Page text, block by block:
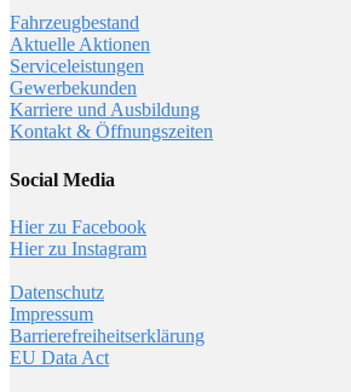
Fahrzeugbestand
Aktuelle Aktionen
Serviceleistungen
Gewerbekunden
Karriere und Ausbildung
Kontakt & Öffnungszeiten
Social Media
Hier zu Facebook
Hier zu Instagram
Datenschutz
Impressum
Barrierefreiheitserklärung
EU Data Act